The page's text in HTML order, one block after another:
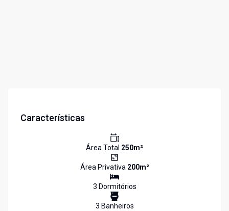
Características
Área Total 250m²
Área Privativa 200m²
3 Dormitórios
3 Banheiros